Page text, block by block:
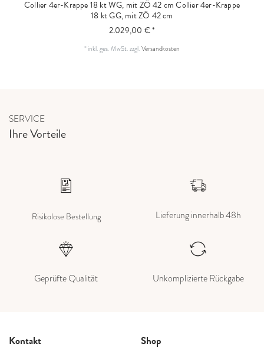
Collier 4er-Krappe 18 kt WG, mit ZÖ 42 cm Collier 4er-Krappe
18 kt GG, mit ZÖ 42 cm
2.029,00 € *
* inkl. ges. MwSt.zzgl.Versandkosten
SERVICE
Ihre Vorteile
Risikolose Bestellung Lieferung innerhalb 48h
Geprüfte Qualität Unkomplizierte Rückgabe
Kontakt Shop